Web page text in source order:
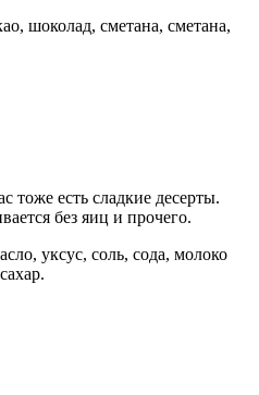
шоколад, сметана, сметана,
тоже есть сладкие десерты.
без яиц и прочего.
уксус, соль, сода, молоко